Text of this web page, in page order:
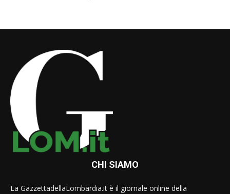
CHI SIAMO
La GazzettadellaLombardia.it è il giornale online della